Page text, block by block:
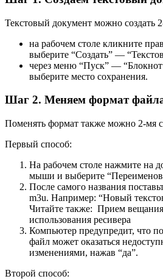
Текстовый документ можно создать
на рабочем столе кликните
выберите “Создать” —
через меню “Пуск” —
выберите место сохранения.
Шаг 2. Меняем формат
Поменять формат также можно 2-мя
Первый способ:
На рабочем столе нажмите на
мыши и выберите
После самого названия
m3u. Например: “Новый
Читайте также: Прием
использования ресивера
Компьютер предупредит, что
файл может оказаться
изменениями, нажав “да”.
Второй способ: